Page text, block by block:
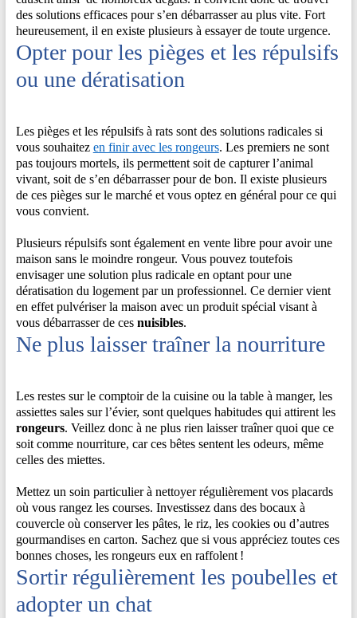
des solutions efficaces pour s’en débarrasser au plus vite. Fort
heureusement, il en existe plusieurs à essayer de toute urgence.
Opter pour les pièges et les répulsifs
ou une dératisation
Les pièges et les répulsifs à rats sont des solutions radicales si
vous souhaitez en finir avec les rongeurs. Les premiers ne sont
pas toujours mortels, ils permettent soit de capturer l’animal
vivant, soit de s’en débarrasser pour de bon. Il existe plusieurs
de ces pièges sur le marché et vous optez en général pour ce qui
vous convient.
Plusieurs répulsifs sont également en vente libre pour avoir une
maison sans le moindre rongeur. Vous pouvez toutefois
envisager une solution plus radicale en optant pour une
dératisation du logement par un professionnel. Ce dernier vient
en effet pulvériser la maison avec un produit spécial visant à
vous débarrasser de ces nuisibles.
Ne plus laisser traîner la nourriture
Les restes sur le comptoir de la cuisine ou la table à manger, les
assiettes sales sur l’évier, sont quelques habitudes qui attirent les
rongeurs. Veillez donc à ne plus rien laisser traîner quoi que ce
soit comme nourriture, car ces bêtes sentent les odeurs, même
celles des miettes.
Mettez un soin particulier à nettoyer régulièrement vos placards
où vous rangez les courses. Investissez dans des bocaux à
couvercle où conserver les pâtes, le riz, les cookies ou d’autres
gourmandises en carton. Sachez que si vous appréciez toutes ces
bonnes choses, les rongeurs eux en raffolent !
Sortir régulièrement les poubelles et
adopter un chat